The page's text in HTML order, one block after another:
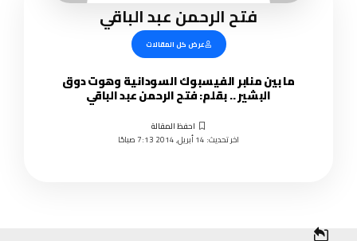
فتح الرحمن عبد الباقي
عرض كل المقالات
ما بين منابر الفيسبوك السودانية وهوت دوق
البشير .. بقلم: فتح الرحمن عبد الباقي
اخر تحديث: 14 أبريل, 2014 7:13 صباحًا